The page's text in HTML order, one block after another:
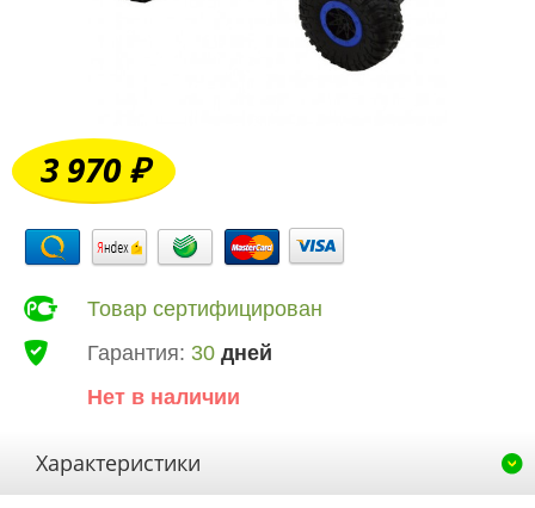
3 970 ₽
Товар сертифицирован
Гарантия: 30 дней
Нет в наличии
Характеристики